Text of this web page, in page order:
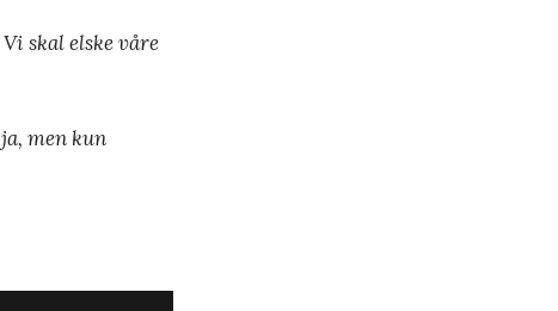
skal elske våre
men kun